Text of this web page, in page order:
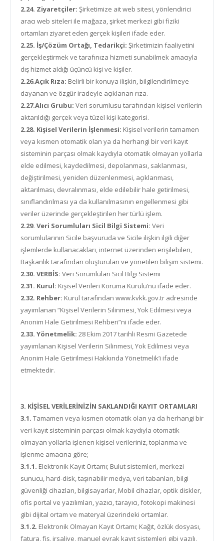
2.24. Ziyaretçiler: Şirketimize ait web sitesi, yönlendirici
aracı web siteleri ile mağaza, şirket merkezi gibi fiziki
ortamları ziyaret eden gerçek kişileri ifade eder.
2.25. İş/Çözüm Ortağı, Tedarikçi: Şirketimizin faaliyetini
gerçekleştirmek ve tarafınıza hizmeti sunabilmek amacıyla
dış hizmet aldığı üçüncü kişi ve kişiler.
2.26.Açık Rıza: Belirli bir konuya ilişkin, bilgilendirilmeye
dayanan ve özgür iradeyle açıklanan rıza.
2.27.Alıcı Grubu: Veri sorumlusu tarafından kişisel verilerin
aktarıldığı gerçek veya tüzel kişi kategorisi.
2.28. Kişisel Verilerin İşlenmesi: Kişisel verilerin tamamen
veya kısmen otomatik olan ya da herhangi bir veri kayıt
sisteminin parçası olmak kaydıyla otomatik olmayan yollarla
elde edilmesi, kaydedilmesi, depolanması, saklanması,
değiştirilmesi, yeniden düzenlenmesi, açıklanması,
aktarılması, devralınması, elde edilebilir hale getirilmesi,
sınıflandırılması ya da kullanılmasının engellenmesi gibi
veriler üzerinde gerçekleştirilen her türlü işlem.
2.29. Veri Sorumluları Sicil Bilgi Sistemi: Veri
sorumlularının Sicile başvuruda ve Sicile ilişkin ilgili diğer
işlemlerde kullanacakları, internet üzerinden erişilebilen,
Başkanlık tarafından oluşturulan ve yönetilen bilişim sistemi.
2.30. VERBİS: Veri Sorumluları Sicil Bilgi Sistemi
2.31. Kurul: Kişisel Verileri Koruma Kurulu’nu ifade eder.
2.32. Rehber: Kurul tarafından www.kvkk.gov.tr adresinde
yayımlanan “Kişisel Verilerin Silinmesi, Yok Edilmesi veya
Anonim Hale Getirilmesi Rehberi”ni ifade eder.
2.33. Yönetmelik: 28 Ekim 2017 tarihli Resmi Gazetede
yayımlanan Kişisel Verilerin Silinmesi, Yok Edilmesi veya
Anonim Hale Getirilmesi Hakkında Yönetmelik’i ifade
etmektedir.
3. KİŞİSEL VERİLERİNİZİN SAKLANDIĞI KAYIT ORTAMLARI
3.1. Tamamen veya kısmen otomatik olan ya da herhangi bir
veri kayıt sisteminin parçası olmak kaydıyla otomatik
olmayan yollarla işlenen kişisel verileriniz, toplanma ve
işlenme amacına göre;
3.1.1. Elektronik Kayıt Ortamı; Bulut sistemleri, merkezi
sunucu, hard-disk, taşınabilir medya, veri tabanları, bilgi
güvenliği cihazları, bilgisayarlar, Mobil cihazlar, optik diskler,
ofis portal ve yazılımları, yazıcı, tarayıcı, fotokopi makinesi
gibi dijital ortam ve materyal üzerindeki ortamlar.
3.1.2. Elektronik Olmayan Kayıt Ortamı; Kağıt, özlük dosyası,
fatura, fiş, irsaliye, manuel evrak kayıt sistemleri gibi yazılı,